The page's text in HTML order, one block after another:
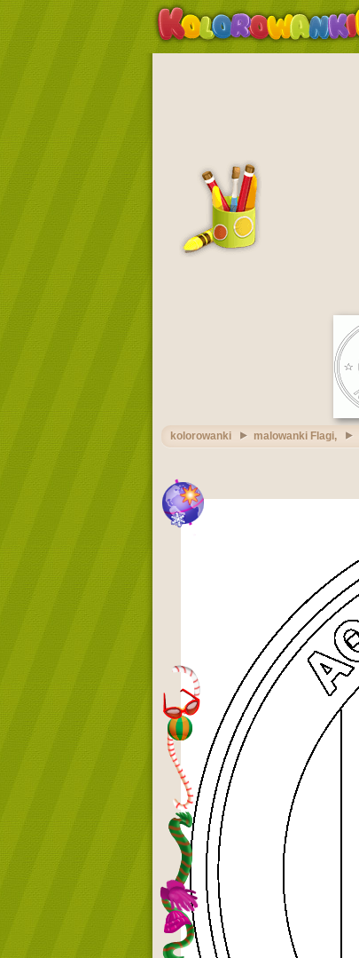
kolorowanki malowanki Flagi,